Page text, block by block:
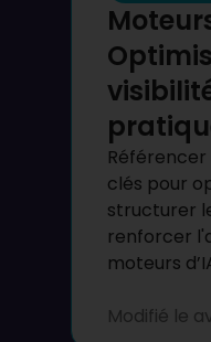
Référencer
clés pour
structurer
renforcer
moteurs
Modifié le